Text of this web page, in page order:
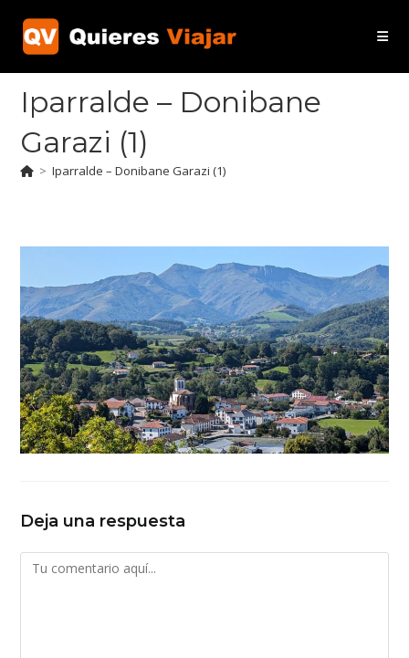
contenido
Iparralde – Donibane
Garazi (1)
> Iparralde – Donibane Garazi (1)
Deja una respuesta
Comentario